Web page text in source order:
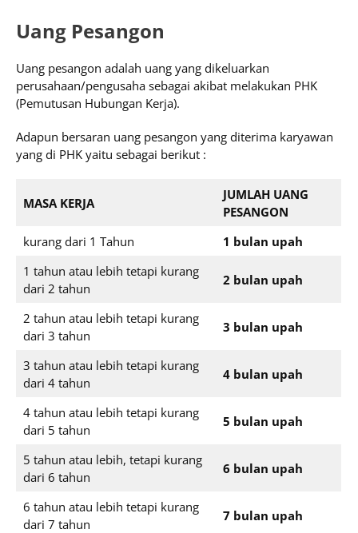
Uang Pesangon
Uang pesangon adalah uang yang dikeluarkan
perusahaan/pengusaha sebagai akibat melakukan PHK
(Pemutusan Hubungan Kerja).
Adapun bersaran uang pesangon yang diterima karyawan
yang di PHK yaitu sebagai berikut :
MASA KERJA
JUMLAH UANG
PESANGON
kurang dari 1 Tahun
1 bulan upah
1 tahun atau lebih tetapi kurang
dari 2 tahun
2 bulan upah
2 tahun atau lebih tetapi kurang
dari 3 tahun
3 bulan upah
3 tahun atau lebih tetapi kurang
dari 4 tahun
4 bulan upah
4 tahun atau lebih tetapi kurang
dari 5 tahun
5 bulan upah
5 tahun atau lebih, tetapi kurang
dari 6 tahun
6 bulan upah
6 tahun atau lebih tetapi kurang
dari 7 tahun
7 bulan upah